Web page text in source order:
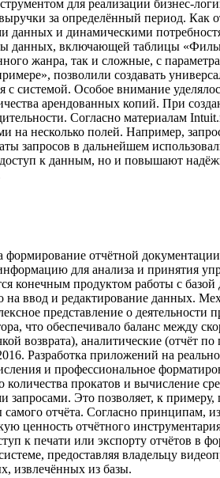
для реализации бизнес-
за определённый период. Как
и динамическими
данных, включающей таблицы
жанра, так и сложные, с
позволили создавать
системой. Особое внимание
арендованных копий. При
Согласно материалам
на несколько полей. Например,
запросов в дальнейшем
к данным, но и повышают
отчётной
для анализа и принятия
конечным продуктом работы с
ввод и редактирование данных.
представление о
что обеспечивало баланс между
возврата), аналитические (отчёт
Разработка приложений на
и профессиональное
прокатов и вычисление
Это позволяет, к
отчёта. Согласно принципам,
ценность отчётного
к печати или экспорту отчётов в
предоставляя владельцу
извлечённых из базы.